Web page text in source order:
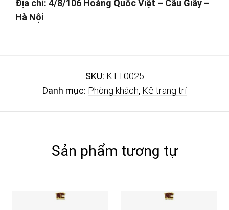
Địa chỉ: 4/8/106 Hoàng Quốc Việt – Cầu Giấy –
Hà Nội
SKU: KTT0025
Danh mục: Phòng khách, Kệ trang trí
Sản phẩm tương tự